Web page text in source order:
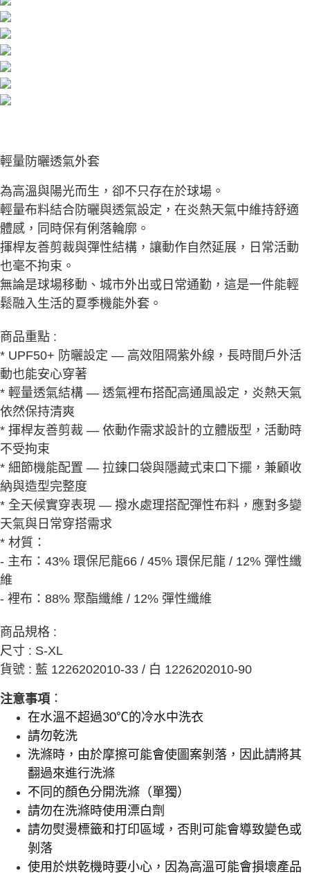
輕量防曬透氣外套
為高溫與陽光而生，卻不只存在於球場。
輕量布料結合防曬與透氣設定，在炎熱天氣中維持舒適
體感，同時保有俐落輪廓。
揮桿友善剪裁與彈性結構，讓動作自然延展，日常活動
也毫不拘束。
無論是球場移動、城市外出或日常通勤，這是一件能輕
鬆融入生活的夏季機能外套。
商品重點 :
* UPF50+ 防曬設定 — 高效阻隔紫外線，長時間戶外活
動也能安心穿著
* 輕量透氣結構 — 透氣裡布搭配高通風設定，炎熱天氣
依然保持清爽
* 揮桿友善剪裁 — 依動作需求設計的立體版型，活動時
不受拘束
* 細節機能配置 — 拉鍊口袋與隱藏式束口下擺，兼顧收
納與造型完整度
* 全天候實穿表現 — 撥水處理搭配彈性布料，應對多變
天氣與日常穿搭需求
* 材質：
- 主布：43% 環保尼龍66 / 45% 環保尼龍 / 12% 彈性纖
維
- 裡布：88% 聚酯纖維 / 12% 彈性纖維
商品規格 :
尺寸 : S-XL
貨號 : 藍 1226202010-33 / 白 1226202010-90
注意事項 ：
在水溫不超過30℃的冷水中洗衣
請勿乾洗
洗滌時，由於摩擦可能會使圖案剝落，因此請將其
翻過來進行洗滌
不同的顏色分開洗滌（單獨）
請勿在洗滌時使用漂白劑
請勿熨燙標籤和打印區域，否則可能會導致變色或
剝落
使用於烘乾機時要小心，因為高溫可能會損壞產品